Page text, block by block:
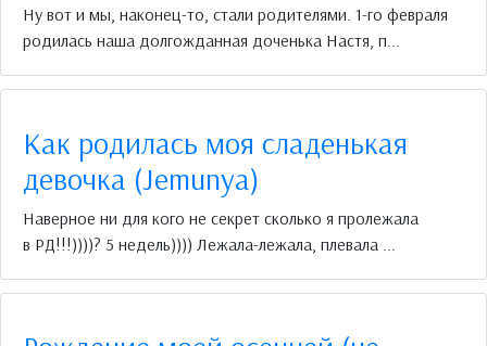
Ну вот и мы, наконец-то, стали родителями. 1-го февраля
родилась наша долгожданная доченька Настя, п...
Как родилась моя сладенькая
девочка (Jemunya)
Наверное ни для кого не секрет сколько я пролежала
в РД!!!))))? 5 недель)))) Лежала-лежала, плевала ...